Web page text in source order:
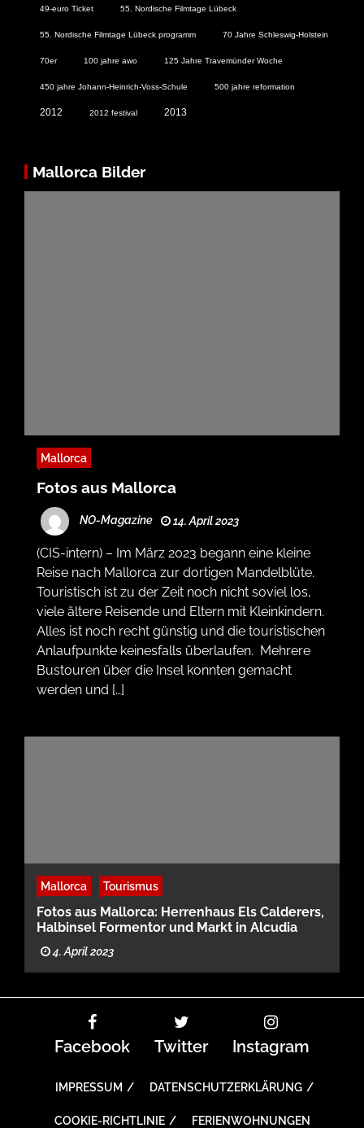
49-euro Ticket 55. Nordische Filmtage Lübeck
55. Nordische Filmtage Lübeck programm 70 Jahre Schleswig-Holstein
70er 100 jahre awo 125 Jahre Travemünder Woche
450 jahre Johann-Heinrich-Voss-Schule 500 jahre reformation
2012 2012 festival 2013
Mallorca Bilder
Mallorca
Fotos aus Mallorca
NO-Magazine 14. April 2023
(CIS-intern) – Im März 2023 begann eine kleine
Reise nach Mallorca zur dortigen Mandelblüte.
Touristisch ist zu der Zeit noch nicht soviel los,
viele ältere Reisende und Eltern mit Kleinkindern.
Alles ist noch recht günstig und die touristischen
Anlaufpunkte keinesfalls überlaufen. Mehrere
Bustouren über die Insel konnten gemacht
werden und […]
Mallorca Tourismus
Fotos aus Mallorca: Herrenhaus Els Calderers,
Halbinsel Formentor und Markt in Alcudia
4. April 2023
Facebook Twitter Instagram
IMPRESSUM DATENSCHUTZERKLÄRUNG
COOKIE-RICHTLINIE FERIENWOHNUNGEN